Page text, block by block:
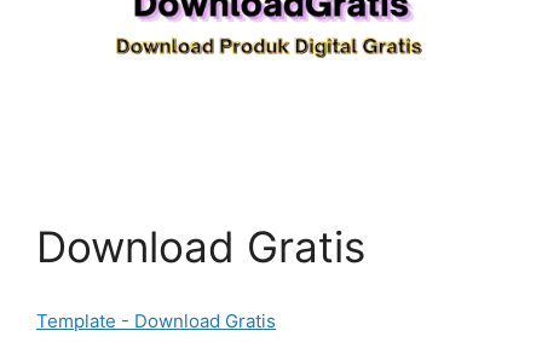
Download Gratis
Template - Download Gratis